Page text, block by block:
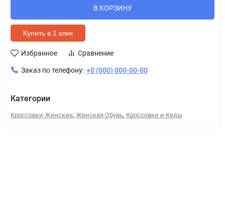
В КОРЗИНУ
Купить в 1 клик
Избранное Сравнение
Заказ по телефону: +0 (000) 000-00-00
Категории
Кроссовки Женские, Женская Обувь, Кроссовки и Кеды